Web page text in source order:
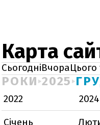
Карта
СьогодніВчора
РОКИ 2025
2022 2024
Січень